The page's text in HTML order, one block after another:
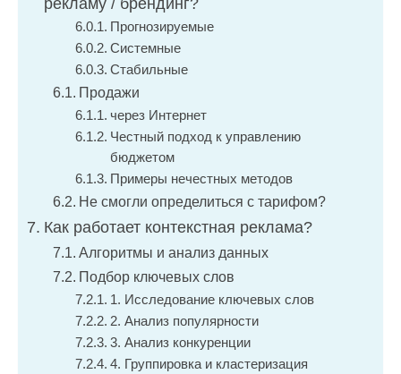
рекламу / брендинг?
Прогнозируемые
Системные
Стабильные
Продажи
через Интернет
Честный подход к управлению
бюджетом
Примеры нечестных методов
Не смогли определиться с тарифом?
Как работает контекстная реклама?
Алгоритмы и анализ данных
Подбор ключевых слов
1. Исследование ключевых слов
2. Анализ популярности
3. Анализ конкуренции
4. Группировка и кластеризация